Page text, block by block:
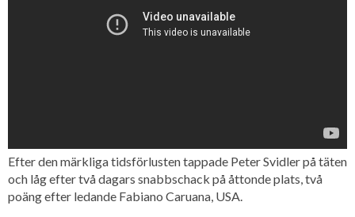
Efter den märkliga tidsförlusten tappade Peter Svidler på täten
och låg efter två dagars snabbschack på åttonde plats, två
poäng efter ledande Fabiano Caruana, USA.